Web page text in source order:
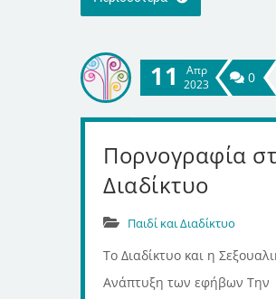
11
Απρ
2023
0
Πορνογραφία
Διαδίκτυο
Παιδί και Διαδίκτυο
Το Διαδίκτυο και η
Ανάπτυξη των εφήβων Την